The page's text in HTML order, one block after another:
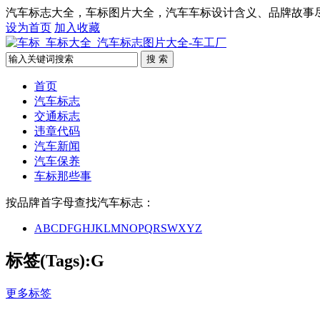
汽车标志大全，车标图片大全，汽车车标设计含义、品牌故事
设为首页 加入收藏
搜 索
首页
汽车标志
交通标志
违章代码
汽车新闻
汽车保养
车标那些事
按品牌首字母查找汽车标志：
ABCDFGHJKLMNOPQRSWXYZ
标签(Tags):G
更多标签